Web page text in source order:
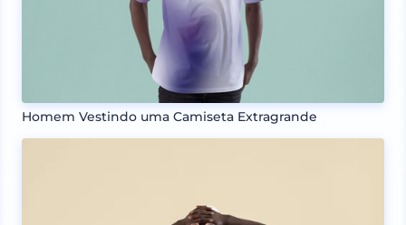
Homem Vestindo uma Camiseta Extragrande